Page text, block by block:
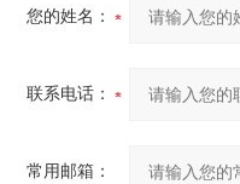
您的姓名：
联系电话：
常用邮箱：